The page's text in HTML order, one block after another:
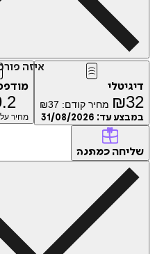
איזה
דיגיטלי
₪32 מחיר קודם: ₪37
במבצע עד: 31/08/2026 מחיר על
שליחה כמתנה